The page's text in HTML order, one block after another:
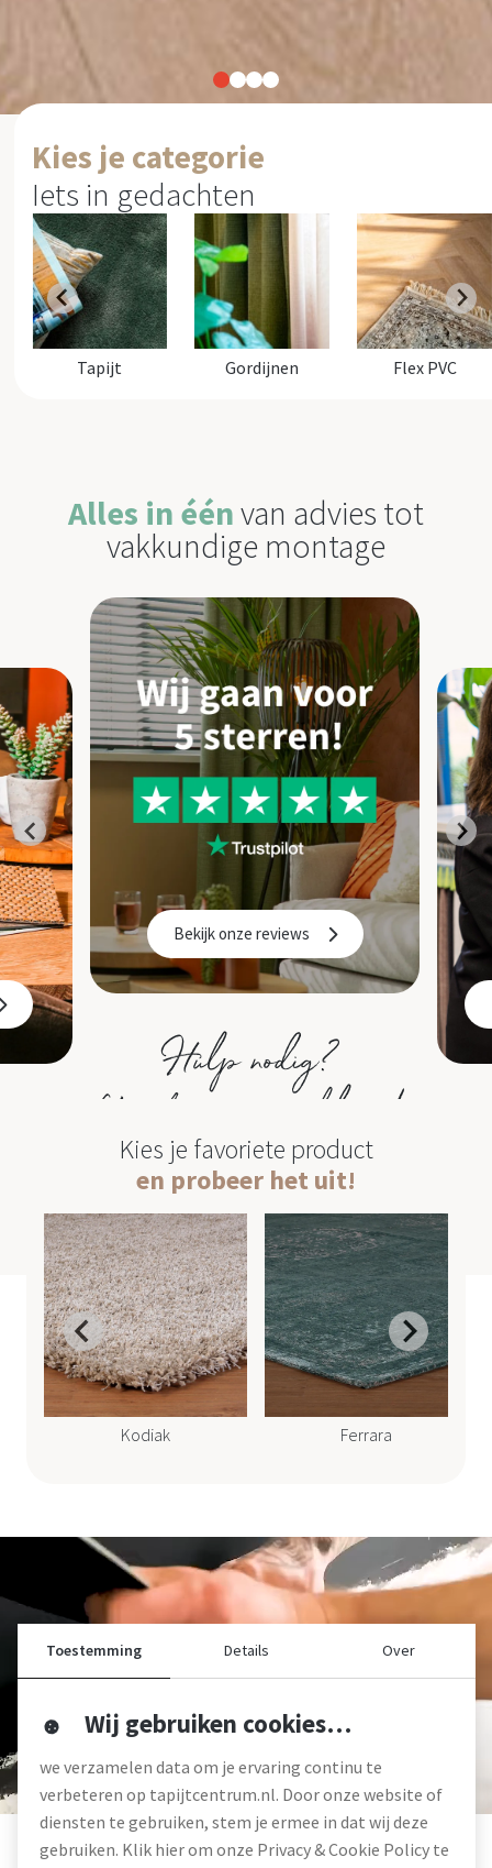
Kies je categorie
Iets in gedachten
Tapijt Gordijnen Flex PVC
Alles in éénvan advies tot
vakkundige montage
Bekijk onze reviews
Hulp nodig?
We staan voor je klaar!
Kies je favoriete product
en probeer het uit!
Kodiak Ferrara
Specialistischvakmanschap
Onze monteurs kennen alle kneepjes van het vak en
kunnen de meest specialistische projecten aan. Zo
Toestemming Details Over
Wij gebruiken cookies…
we verzamelen data om je ervaring continu te
verbeteren op tapijtcentrum.nl. Door onze website of
diensten te gebruiken, stem je ermee in dat wij deze
gebruiken. Klik hier om onze Privacy & Cookie Policy te